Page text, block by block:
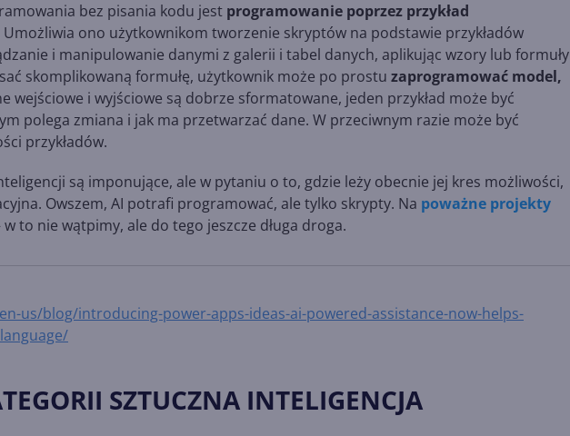
bez pisania kodu jest programowanie poprzez przykład
ono użytkownikom tworzenie skryptów na podstawie przykładów
i manipulowanie danymi z galerii i tabel danych, aplikując wzory lub formuły
skomplikowaną formułę, użytkownik może po prostu zaprogramować model,
wejściowe i wyjściowe są dobrze sformatowane, jeden przykład może być
polega zmiana i jak ma przetwarzać dane. W przeciwnym razie może być
przykładów.
są imponujące, ale w pytaniu o to, gdzie leży obecnie jej kres możliwości,
Owszem, AI potrafi programować, ale tylko skrypty. Na poważne projekty
to nie wątpimy, ale do tego jeszcze długa droga.
us/blog/introducing-power-apps-ideas-ai-powered-assistance-now-helps-
SZTUCZNA INTELIGENCJA